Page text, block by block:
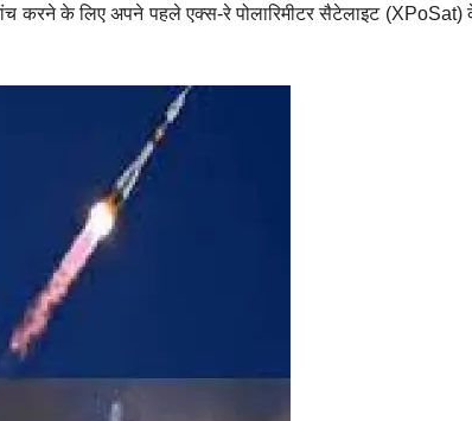
करने के लिए अपने पहले एक्स-रे पोलारिमीटर सैटेलाइट